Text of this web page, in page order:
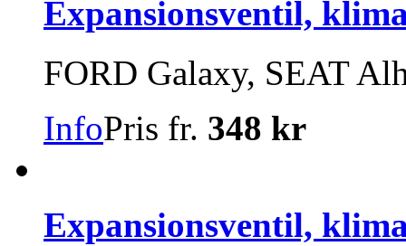
Expansionsventil,
FORD Galaxy, SEAT
InfoPris fr. 348 kr
Expansionsventil,